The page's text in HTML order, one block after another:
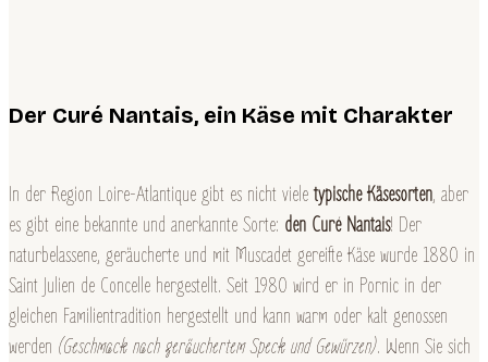
Der Curé Nantais, ein Käse mit Charakter
In der Region Loire-Atlantique gibt es nicht vieletypische Käsesorten, aber
es gibt eine bekannte und anerkannte Sorte: den Curé Nantais! Der
naturbelassene, geräucherte und mit Muscadet gereifte Käse wurde 1880 in
Saint Julien de Concelle hergestellt. Seit 1980 wird er in Pornic in der
gleichen Familientradition hergestellt und kann warm oder kalt genossen
werden (Geschmack nach geräuchertem Speck und Gewürzen). Wenn Sie sich